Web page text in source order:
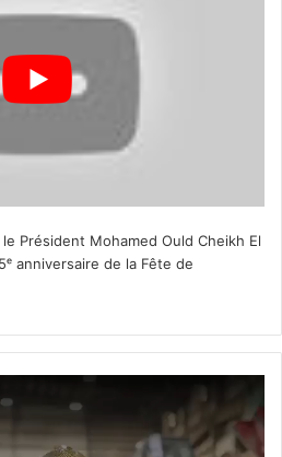
Président Mohamed Ould Cheikh El
anniversaire de la Fête de